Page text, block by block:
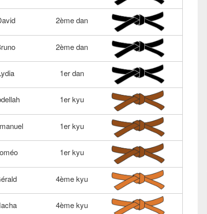
2ème dan
2ème dan
1er dan
1er kyu
1er kyu
1er kyu
4ème kyu
4ème kyu